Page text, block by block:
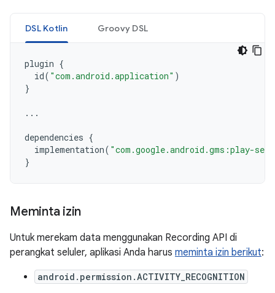
DSL Kotlin Groovy DSL
plugin {
id( "com.android.application" )
}
...
dependencies {
implementation( "com.google.android.gms:play-
}
Meminta izin
Untuk merekam data menggunakan Recording API di
perangkat seluler, aplikasi Anda harus meminta izin berikut:
android.permission.ACTIVITY_RECOGNITION